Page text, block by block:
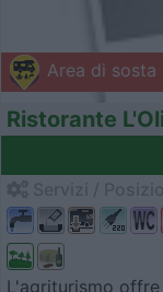
Area di sosta
Ristorante
L'agriturismo